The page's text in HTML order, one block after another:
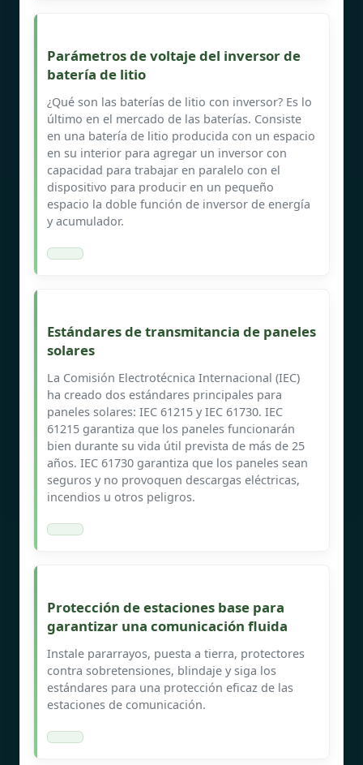
Parámetros de voltaje del inversor de
batería de litio
¿Qué son las baterías de litio con inversor? Es lo
último en el mercado de las baterías. Consiste
en una batería de litio producida con un espacio
en su interior para agregar un inversor con
capacidad para trabajar en paralelo con el
dispositivo para producir en un pequeño
espacio la doble función de inversor de energía
y acumulador.
Estándares de transmitancia de paneles
solares
La Comisión Electrotécnica Internacional (IEC)
ha creado dos estándares principales para
paneles solares: IEC 61215 y IEC 61730. IEC
61215 garantiza que los paneles funcionarán
bien durante su vida útil prevista de más de 25
años. IEC 61730 garantiza que los paneles sean
seguros y no provoquen descargas eléctricas,
incendios u otros peligros.
Protección de estaciones base para
garantizar una comunicación fluida
Instale pararrayos, puesta a tierra, protectores
contra sobretensiones, blindaje y siga los
estándares para una protección eficaz de las
estaciones de comunicación.